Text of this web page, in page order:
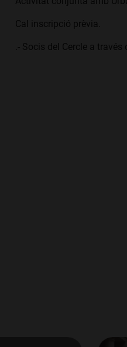
Cal inscripció prèvia.
.- Socis del Cercle a través